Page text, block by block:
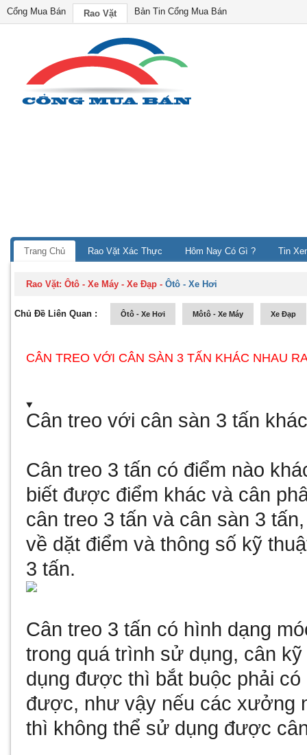
Cổng Mua Bán Rao Vặt Bản Tin Cổng Mua Bán
Trang Chủ Rao Vặt Xác Thực Hôm Nay Có Gì ? Tin
Rao Vặt:Ôtô - Xe Máy - Xe Đạp -Ôtô - Xe Hơi
Chủ Đề Liên Quan : Ôtô - Xe Hơi Môtô - Xe Máy Xe Đạp
CÂN TREO VỚI CÂN SÀN 3 TẤN KHÁC NHAU
Cân treo với cân sàn 3 tấn
Cân treo 3 tấn có điểm nào
biết được điểm khác và cân
cân treo 3 tấn và cân sàn 3
về dặt điểm và thông số kỹ
3 tấn.
Cân treo 3 tấn có hình dạng
trong quá trình sử dụng, cân
dụng được thì bắt buộc phải
được, như vậy nếu các xưởng
thì không thể sử dụng được